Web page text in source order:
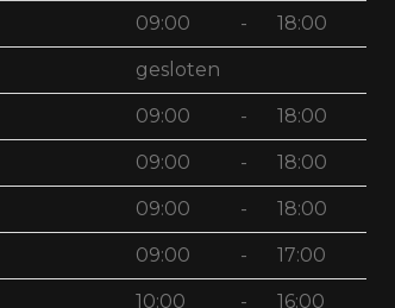
09:00 - 18:00
gesloten
09:00 - 18:00
09:00 - 18:00
09:00 - 18:00
09:00 - 17:00
10:00 - 16:00